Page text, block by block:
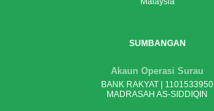
SUMBANGAN
Akaun Operasi Surau
BANK RAKYAT | 1101533950
MADRASAH AS-SIDDIQIN